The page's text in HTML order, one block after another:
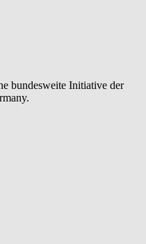
bundesweite Initiative der